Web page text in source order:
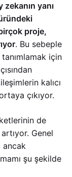
zekanın yanı
proje,
. Bu sebeple
için
kalıcı
çıkıyor.
de
Genel
ancak
şu şekilde